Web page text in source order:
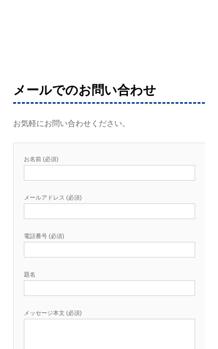
メールでのお問い合わせ
お気軽にお問い合わせください。
お名前 (必須)
メールアドレス (必須)
電話番号 (必須)
題名
メッセージ本文 (必須)